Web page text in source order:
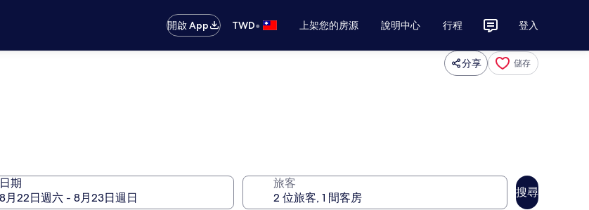
開啟 App TWD• 上架您的房源 說明中心 行程 登入
分享 儲存
日期 旅客
搜尋